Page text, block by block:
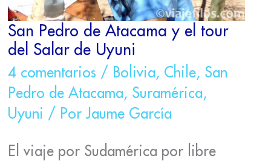
San Pedro de Atacama y el tour
del Salar de Uyuni
4 comentarios / Bolivia, Chile, San
Pedro de Atacama, Suramérica,
Uyuni / PorJaume García
El viaje por Sudamérica por libre